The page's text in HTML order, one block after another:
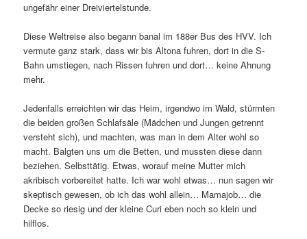
ungefähr einer Dreiviertelstunde.
Diese Weltreise also begann banal im 188er Bus des HVV. Ich
vermute ganz stark, dass wir bis Altona fuhren, dort in die S-
Bahn umstiegen, nach Rissen fuhren und dort… keine Ahnung
mehr.
Jedenfalls erreichten wir das Heim, irgendwo im Wald, stürmten
die beiden großen Schlafsäle (Mädchen und Jungen getrennt
versteht sich), und machten, was man in dem Alter wohl so
macht. Balgten uns um die Betten, und mussten diese dann
beziehen. Selbsttätig. Etwas, worauf meine Mutter mich
akribisch vorbereitet hatte. Ich war wohl etwas… nun sagen wir
skeptisch gewesen, ob ich das wohl allein… Mamajob… die
Decke so riesig und der kleine Curi eben noch so klein und
hilflos.